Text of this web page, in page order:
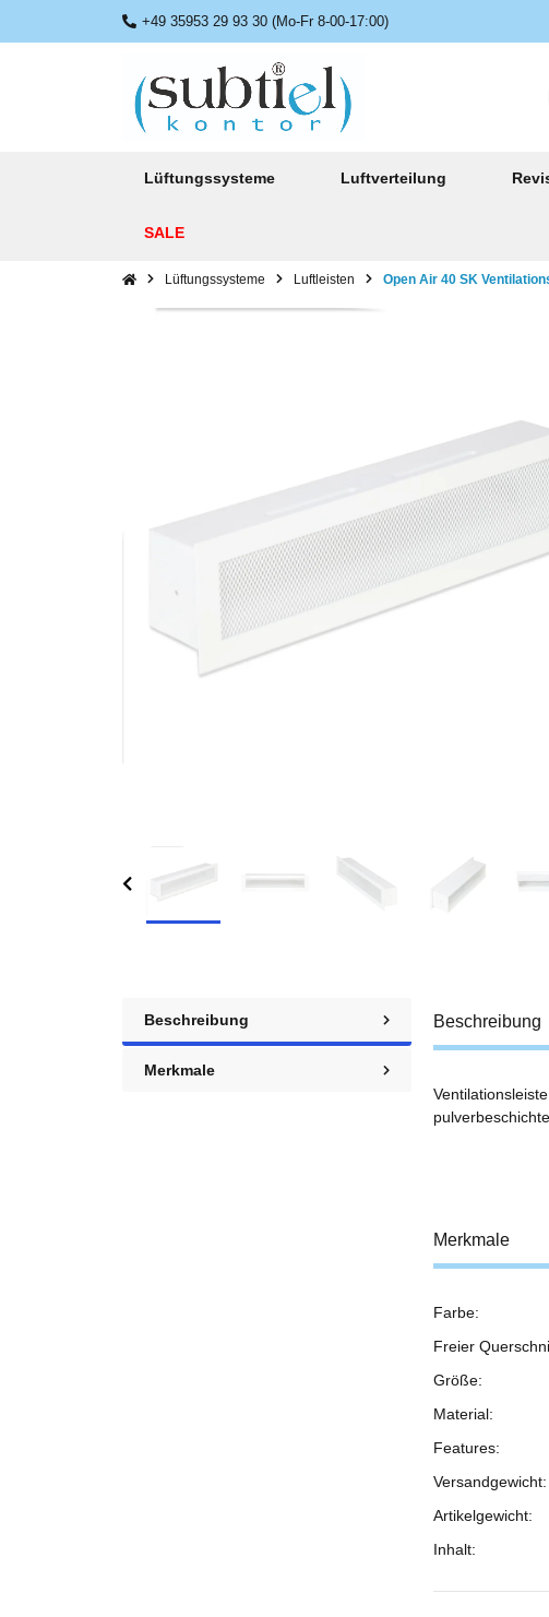
+49 35953 29 93 30 (Mo-Fr 8-00-17:00)
Lüftungssysteme Luftverteilung
SALE
Lüftungssysteme Luftleisten Open Air 40 SK
Beschreibung
Merkmale
Beschreibung
Merkmale
Wert
Farbe:
Freier
Größe:
Material:
Features:
Versandgewicht:
Artikelgewicht:
Inhalt: